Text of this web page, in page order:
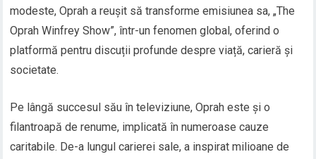
modeste, Oprah a reușit să transforme emisiunea sa, „The
Oprah Winfrey Show”, într-un fenomen global, oferind o
platformă pentru discuții profunde despre viață, carieră și
societate.
Pe lângă succesul său în televiziune, Oprah este și o
filantroapă de renume, implicată în numeroase cauze
caritabile. De-a lungul carierei sale, a inspirat milioane de